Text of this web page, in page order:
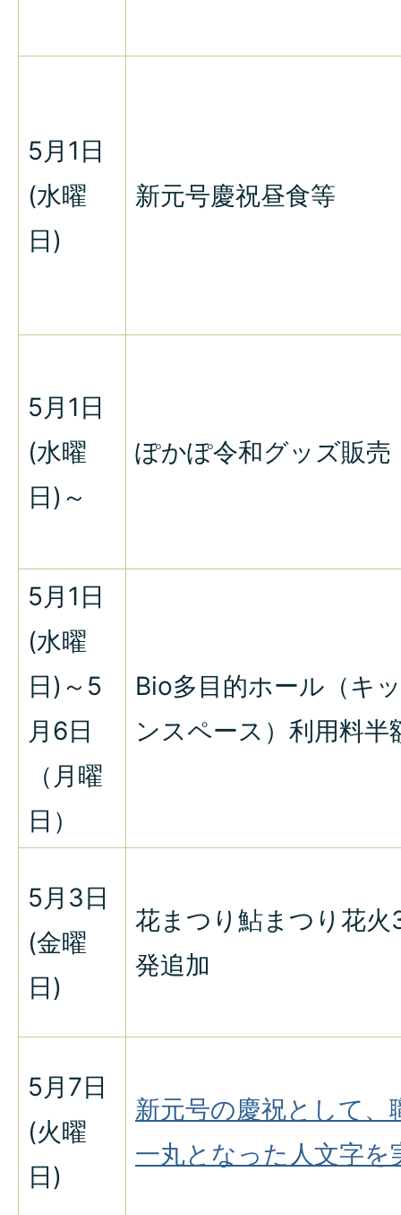
5月1日
(水曜
日)
新元号慶祝昼食等
5月1日
(水曜
日)～
ぽかぽ令和グッズ販売
5月1日
(水曜
日)～5
月6日
（月曜
日）
Bio多目的ホール（キ
ンスペース）利用料半
5月3日
(金曜
日)
花まつり鮎まつり花火
発追加
5月7日
(火曜
日)
新元号の慶祝として、
一丸となった人文字を